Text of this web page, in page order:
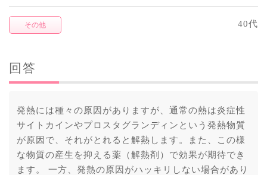
その他 40代
回答
発熱には種々の原因がありますが、通常の熱は炎症性
サイトカインやプロスタグランディンという発熱物質
が原因で、それがとれると解熱します。また、この様
な物質の産生を抑える薬（解熱剤）で効果が期待でき
ます。 一方、発熱の原因がハッキリしない場合があり